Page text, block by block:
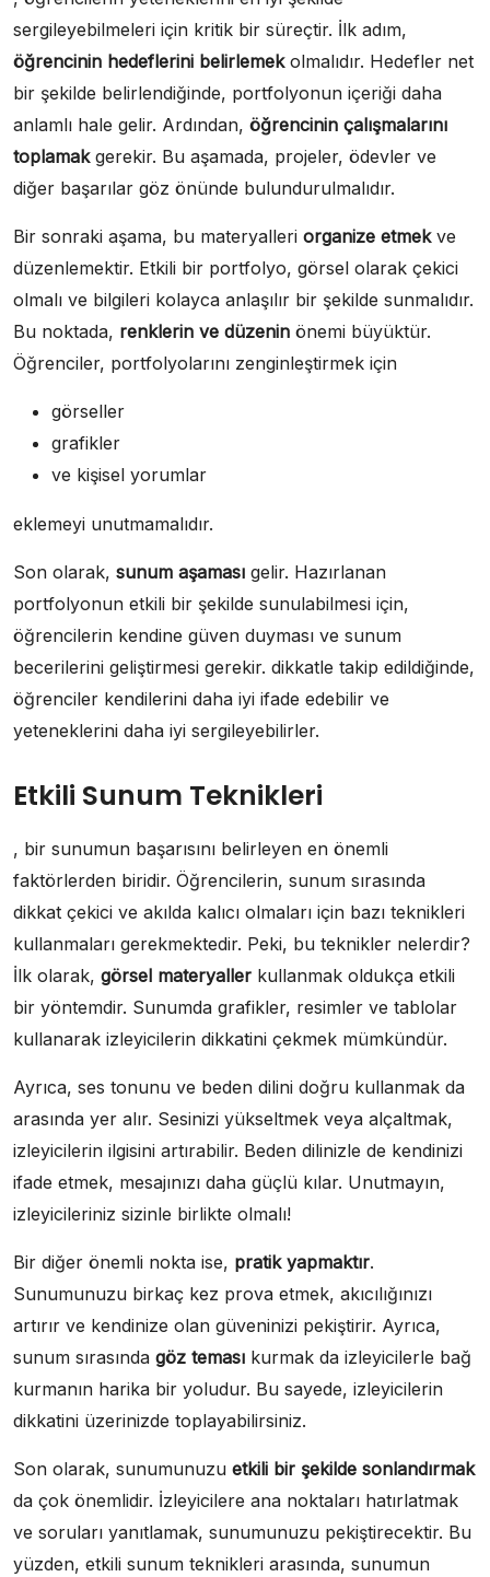
sergileyebilmeleri için kritik bir süreçtir. İlk adım,
öğrencinin hedeflerini belirlemekolmalıdır. Hedefler net
bir şekilde belirlendiğinde, portfolyonun içeriği daha
anlamlı hale gelir. Ardından, öğrencinin çalışmalarını
toplamakgerekir. Bu aşamada, projeler, ödevler ve
diğer başarılar göz önünde bulundurulmalıdır.
Bir sonraki aşama, bu materyalleri organize etmekve
düzenlemektir. Etkili bir portfolyo, görsel olarak çekici
olmalı ve bilgileri kolayca anlaşılır bir şekilde sunmalıdır.
Bu noktada, renklerin ve düzenin önemi büyüktür.
Öğrenciler, portfolyolarını zenginleştirmek için
görseller
grafikler
ve kişisel yorumlar
eklemeyi unutmamalıdır.
Son olarak, sunum aşaması gelir. Hazırlanan
portfolyonun etkili bir şekilde sunulabilmesi için,
öğrencilerin kendine güven duyması ve sunum
becerilerini geliştirmesi gerekir. dikkatle takip edildiğinde,
öğrenciler kendilerini daha iyi ifade edebilir ve
yeteneklerini daha iyi sergileyebilirler.
Etkili Sunum Teknikleri
, bir sunumun başarısını belirleyen en önemli
faktörlerden biridir. Öğrencilerin, sunum sırasında
dikkat çekici ve akılda kalıcı olmaları için bazı teknikleri
kullanmaları gerekmektedir. Peki, bu teknikler nelerdir?
İlk olarak, görsel materyaller kullanmak oldukça etkili
bir yöntemdir. Sunumda grafikler, resimler ve tablolar
kullanarak izleyicilerin dikkatini çekmek mümkündür.
Ayrıca, ses tonunu ve beden dilini doğru kullanmak da
arasında yer alır. Sesinizi yükseltmek veya alçaltmak,
izleyicilerin ilgisini artırabilir. Beden dilinizle de kendinizi
ifade etmek, mesajınızı daha güçlü kılar. Unutmayın,
izleyicileriniz sizinle birlikte olmalı!
Bir diğer önemli nokta ise, pratik yapmaktır.
Sunumunuzu birkaç kez prova etmek, akıcılığınızı
artırır ve kendinize olan güveninizi pekiştirir. Ayrıca,
sunum sırasında göz teması kurmak da izleyicilerle bağ
kurmanın harika bir yoludur. Bu sayede, izleyicilerin
dikkatini üzerinizde toplayabilirsiniz.
Son olarak, sunumunuzu etkili bir şekilde sonlandırmak
da çok önemlidir. İzleyicilere ana noktaları hatırlatmak
ve soruları yanıtlamak, sunumunuzu pekiştirecektir. Bu
yüzden, etkili sunum teknikleri arasında, sunumun